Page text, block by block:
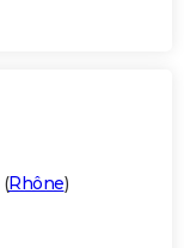
(Rhône)